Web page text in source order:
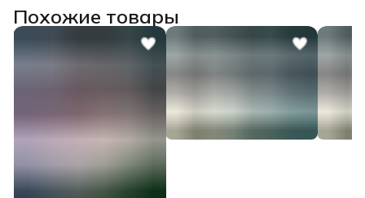
Похожие товары